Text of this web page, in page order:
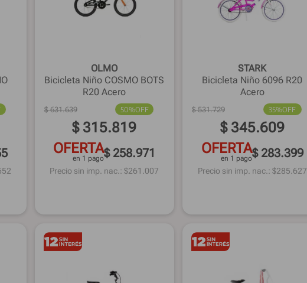
OLMO
Bicicleta Niño COSMO BOTS
R20 Acero
$ 631.639 50%OFF
$ 315.819
OFERTA
en 1 pago$ 258.971
Precio sin imp. nac.: $261.007
STARK
Bicicleta Niño 6096 R20
Acero
$ 531.729 35%OFF
$ 345.609
OFERTA
en 1 pago$ 283.399
Precio sin imp. nac.: $285.627